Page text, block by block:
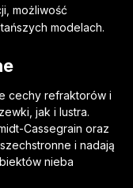
możliwość
modelach.
cechy refraktorów i
jak i lustra.
Cassegrain oraz
i nadają
nieba